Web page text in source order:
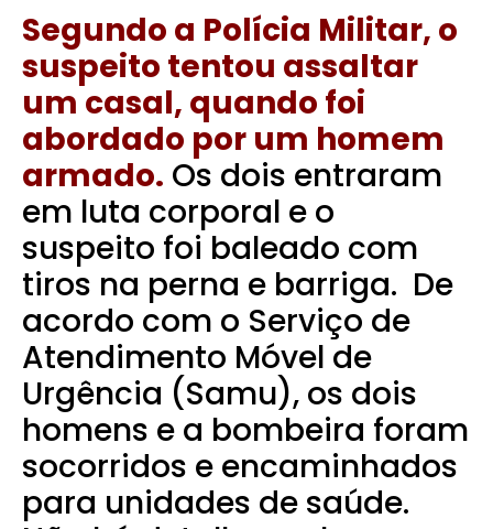
Segundo a Polícia Militar, o
suspeito tentou assaltar
um casal, quando foi
abordado por um homem
armado. Os dois entraram
em luta corporal e o
suspeito foi baleado com
tiros na perna e barriga. De
acordo com o Serviço de
Atendimento Móvel de
Urgência (Samu), os dois
homens e a bombeira foram
socorridos e encaminhados
para unidades de saúde.